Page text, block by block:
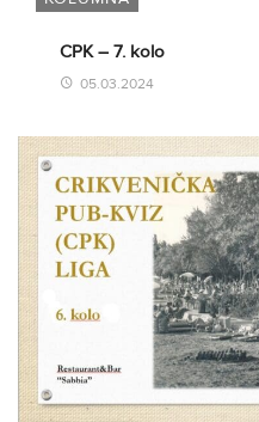
CPK – 7. kolo
05.03.2024